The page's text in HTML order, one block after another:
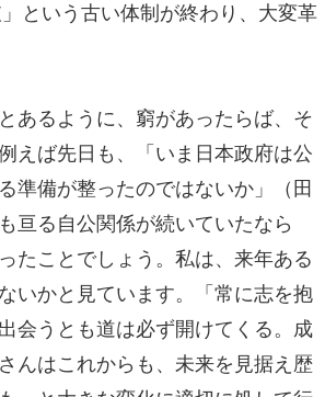
という古い体制が終わり、大変革
あるように、窮があったらば、そ
えば先日も、「いま日本政府は公
準備が整ったのではないか」（田
亘る自公関係が続いていたなら
たことでしょう。私は、来年ある
いかと見ています。「常に志を抱
会うとも道は必ず開けてくる。成
はこれからも、未来を見据え歴